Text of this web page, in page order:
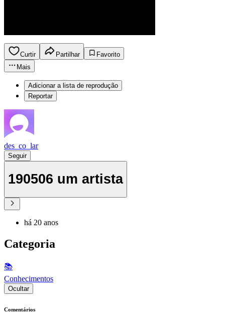
Curtir Partilhar
Favorito
Mais
Adicionar a lista de reprodução
Reportar
des_co_lar
Seguir
190506 um artista
há 20 anos
Categoria
📚
Conhecimentos
Ocultar
Comentários